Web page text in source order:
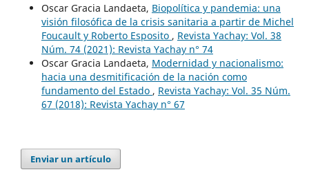
Oscar Gracia Landaeta, Biopolítica y pandemia: una
visión filosófica de la crisis sanitaria a partir de Michel
Foucault y Roberto Esposito , Revista Yachay: Vol. 38
Núm. 74 (2021): Revista Yachay n° 74
Oscar Gracia Landaeta, Modernidad y nacionalismo:
hacia una desmitificación de la nación como
fundamento del Estado , Revista Yachay: Vol. 35 Núm.
67 (2018): Revista Yachay n° 67
Enviar un artículo